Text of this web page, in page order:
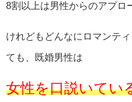
8割以上は男性からのアプロ
けれどもどんなにロマンテ
ても、既婚男性は
女性を口説いてい